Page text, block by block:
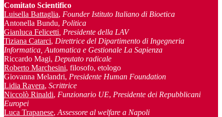
Comitato Scientifico
Luisella Battaglia, Founder Istituto Italiano di Bioetica
Antonella Bundu, Politica
Gianluca Felicetti , Presidente della LAV
Tiziana Catarci, Direttrice del Dipartimento di Ingegneria
Informatica, Automatica e Gestionale La Sapienza
Riccardo Magi, Deputato radicale
Roberto Marchesini, filosofo, etologo
Giovanna Melandri, Presidente Human Foundation
Lidia Ravera, Scrittrice
Niccolò Rinaldi, Funzionario UE, Presidente dei Repubblicani
Europei
Luca Trapanese, Assessore al welfare a Napoli